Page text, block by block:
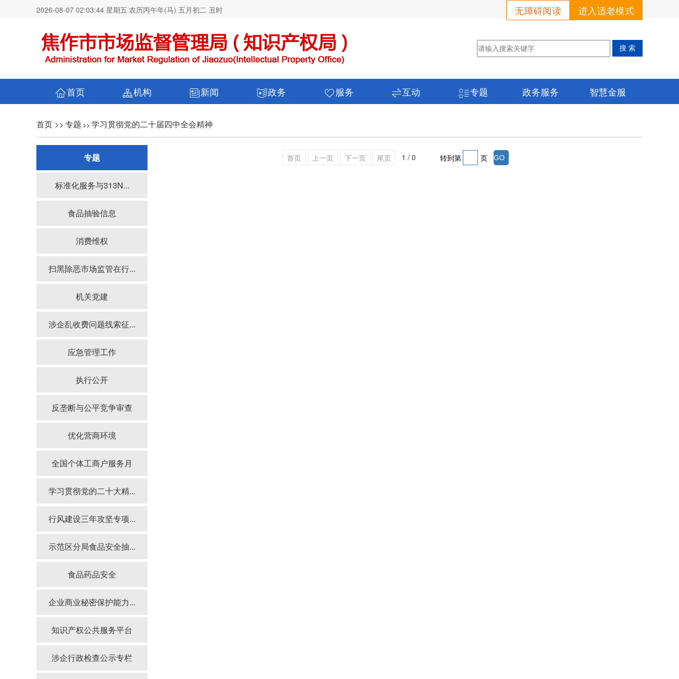
2026-08-07 02:03:44 星期五 农历丙午年(马) 五月初二 丑时 进入适老模式
无障碍阅读
首页 机构 新闻 政务 服务 互动 专题 政务服务 智慧金服
首页 >> 专题 >> 学习贯彻党的二十届四中全会精神
专题
标准化服务与313N...
食品抽验信息
消费维权
扫黑除恶市场监管在行...
机关党建
涉企乱收费问题线索征...
应急管理工作
执行公开
反垄断与公平竞争审查
优化营商环境
全国个体工商户服务月
学习贯彻党的二十大精...
行风建设三年攻坚专项...
示范区分局食品安全抽...
食品药品安全
企业商业秘密保护能力...
知识产权公共服务平台
涉企行政检查公示专栏
首页 上一页 下一页 尾页 1 / 0 转到第 页